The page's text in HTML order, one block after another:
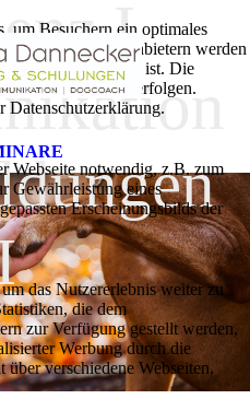
I
um Besuchern ein optimales
Inhalte von Drittanbietern werden
Option aktiviert ist. Die
in einem Drittland erfolgen.
Datenschutzerklärung.
Webseite notwendig, z.B. zum
Gewährleistung eines
Erscheinungsbilds der
das Nutzererlebnis weiter zu
die dem
zur Verfügung gestellt werden,
Werbung durch die
verschiedene Webseiten.